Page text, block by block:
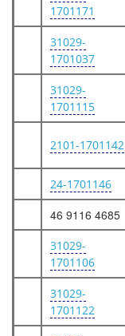
1701171
31029-
1701037
31029-
1701115
2101-1701142
24-1701146
46 9116 4685
31029-
1701106
31029-
1701122